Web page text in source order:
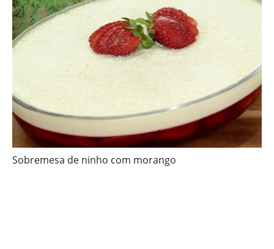
Sobremesa de ninho com morango